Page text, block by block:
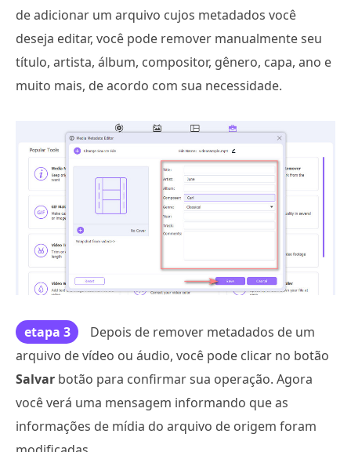
de adicionar um arquivo cujos metadados você
deseja editar, você pode remover manualmente seu
título, artista, álbum, compositor, gênero, capa, ano e
muito mais, de acordo com sua necessidade.
etapa 3
Depois de remover metadados de um
arquivo de vídeo ou áudio, você pode clicar no botão
Salvar botão para confirmar sua operação. Agora
você verá uma mensagem informando que as
informações de mídia do arquivo de origem foram